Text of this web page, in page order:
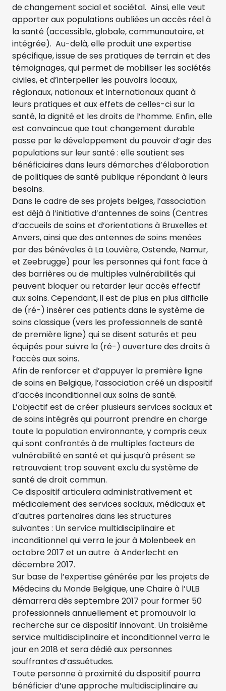
de changement social et sociétal. Ainsi, elle veut
apporter aux populations oubliées un accès réel à
la santé (accessible, globale, communautaire, et
intégrée). Au-delà, elle produit une expertise
spécifique, issue de ses pratiques de terrain et des
témoignages, qui permet de mobiliser les sociétés
civiles, et d’interpeller les pouvoirs locaux,
régionaux, nationaux et internationaux quant à
leurs pratiques et aux effets de celles-ci sur la
santé, la dignité et les droits de l’homme. Enfin, elle
est convaincue que tout changement durable
passe par le développement du pouvoir d’agir des
populations sur leur santé : elle soutient ses
bénéficiaires dans leurs démarches d’élaboration
de politiques de santé publique répondant à leurs
besoins.
Dans le cadre de ses projets belges, l’association
est déjà à l’initiative d’antennes de soins (Centres
d’accueils de soins et d’orientations à Bruxelles et
Anvers, ainsi que des antennes de soins menées
par des bénévoles à La Louvière, Ostende, Namur,
et Zeebrugge) pour les personnes qui font face à
des barrières ou de multiples vulnérabilités qui
peuvent bloquer ou retarder leur accès effectif
aux soins. Cependant, il est de plus en plus difficile
de (ré-) insérer ces patients dans le système de
soins classique (vers les professionnels de santé
de première ligne) qui se disent saturés et peu
équipés pour suivre la (ré-) ouverture des droits à
l’accès aux soins.
Afin de renforcer et d’appuyer la première ligne
de soins en Belgique, l’association créé un dispositif
d’accès inconditionnel aux soins de santé.
L’objectif est de créer plusieurs services sociaux et
de soins intégrés qui pourront prendre en charge
toute la population environnante, y compris ceux
qui sont confrontés à de multiples facteurs de
vulnérabilité en santé et qui jusqu’à présent se
retrouvaient trop souvent exclu du système de
santé de droit commun.
Ce dispositif articulera administrativement et
médicalement des services sociaux, médicaux et
d’autres partenaires dans les structures
suivantes : Un service multidisciplinaire et
inconditionnel qui verra le jour à Molenbeek en
octobre 2017 et un autre à Anderlecht en
décembre 2017.
Sur base de l’expertise générée par les projets de
Médecins du Monde Belgique, une Chaire à l’ULB
démarrera dès septembre 2017 pour former 50
professionnels annuellement et promouvoir la
recherche sur ce dispositif innovant. Un troisième
service multidisciplinaire et inconditionnel verra le
jour en 2018 et sera dédié aux personnes
souffrantes d’assuétudes.
Toute personne à proximité du dispositif pourra
bénéficier d’une approche multidisciplinaire au